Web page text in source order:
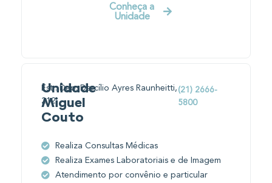
Conheça a
Unidade
Unidade
Miguel
Couto
Estr. Dep. Darcílio Ayres Raunheitti,
212
(21) 2666-
5800
Realiza Consultas Médicas
Realiza Exames Laboratoriais e de Imagem
Atendimento por convênio e particular